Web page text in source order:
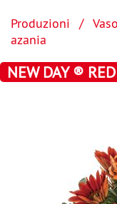
Produzioni
azania
NEW DAY ® RED